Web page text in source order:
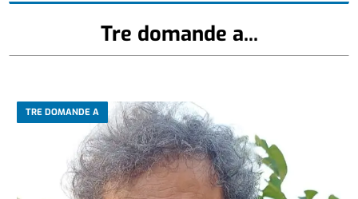
Tre domande a...
TRE DOMANDE A